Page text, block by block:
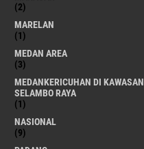
(2)
MARELAN
(1)
MEDAN AREA
(3)
MEDANKERICUHAN DI KAWASAN
SELAMBO RAYA
(1)
NASIONAL
(9)